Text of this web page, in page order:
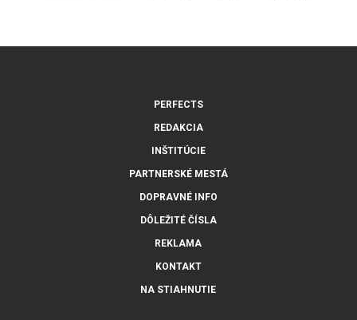
PERFECTS
REDAKCIA
INŠTITÚCIE
PARTNERSKÉ MESTÁ
DOPRAVNÉ INFO
DÔLEŽITÉ ČÍSLA
REKLAMA
KONTAKT
NA STIAHNUTIE